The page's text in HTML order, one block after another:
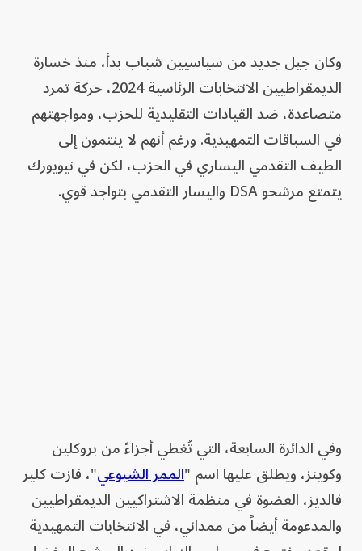
وكان جيل جديد من سياسيين شباب بدأ، منذ خسارة
الديمقراطيين الانتخابات الرئاسية 2024، حركة تمرد
متصاعدة، ضد القيادات التقليدية للحزب، ومواجهتهم
في السباقات التمهيدية. ورغم أنهم لا ينتمون إلى
الطيف التقدمي اليساري في الحزب، لكن في نيويورك
يتمتع مرشحو DSA واليسار التقدمي بتواجد قوي.
وفي الدائرة السابعة، التي تُغطي أجزاءً من بروكلين
وكوينز، ويطلق عليها اسم "الممر الشيوعي"، فازت كلير
فالديز، العضوة في منظمة الاشتراكيين الديمقراطيين
والمدعومة أيضاً من ممداني، في الانتخابات التمهيدية